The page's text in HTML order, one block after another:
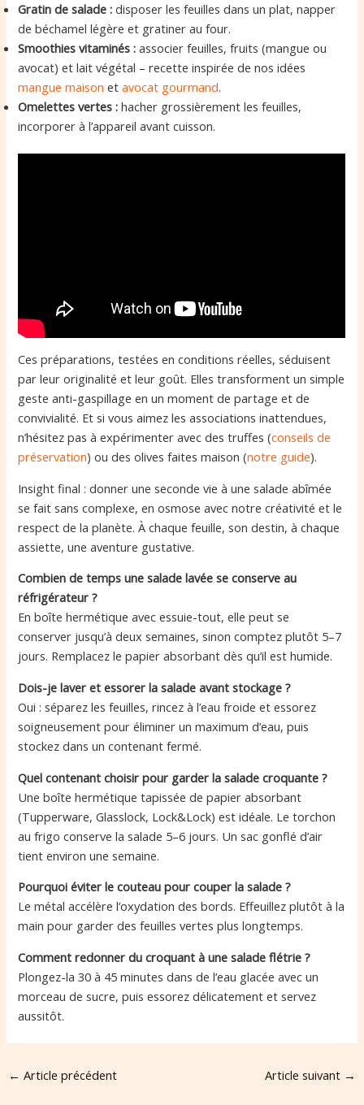
Gratin de salade : disposer les feuilles dans un plat, napper
de béchamel légère et gratiner au four.
Smoothies vitaminés : associer feuilles, fruits (mangue ou
avocat) et lait végétal – recette inspirée de nos idées
mangue maison etavocat gourmand.
Omelettes vertes : hacher grossièrement les feuilles,
incorporer à l’appareil avant cuisson.
Ces préparations, testées en conditions réelles, séduisent
par leur originalité et leur goût. Elles transforment un simple
geste anti-gaspillage en un moment de partage et de
convivialité. Et si vous aimez les associations inattendues,
n’hésitez pas à expérimenter avec des truffes (conseils de
préservation) ou des olives faites maison (notre guide).
Insight final : donner une seconde vie à une salade abîmée
se fait sans complexe, en osmose avec notre créativité et le
respect de la planète. À chaque feuille, son destin, à chaque
assiette, une aventure gustative.
Combien de temps une salade lavée se conserve au
réfrigérateur ?
En boîte hermétique avec essuie-tout, elle peut se
conserver jusqu’à deux semaines, sinon comptez plutôt 5–7
jours. Remplacez le papier absorbant dès qu’il est humide.
Dois-je laver et essorer la salade avant stockage ?
Oui : séparez les feuilles, rincez à l’eau froide et essorez
soigneusement pour éliminer un maximum d’eau, puis
stockez dans un contenant fermé.
Quel contenant choisir pour garder la salade croquante ?
Une boîte hermétique tapissée de papier absorbant
(Tupperware, Glasslock, Lock&Lock) est idéale. Le torchon
au frigo conserve la salade 5–6 jours. Un sac gonflé d’air
tient environ une semaine.
Pourquoi éviter le couteau pour couper la salade ?
Le métal accélère l’oxydation des bords. Effeuillez plutôt à la
main pour garder des feuilles vertes plus longtemps.
Comment redonner du croquant à une salade flétrie ?
Plongez-la 30 à 45 minutes dans de l’eau glacée avec un
morceau de sucre, puis essorez délicatement et servez
aussitôt.
← Article précédent Article suivant →